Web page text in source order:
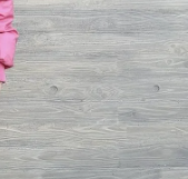
イル、
信しています。